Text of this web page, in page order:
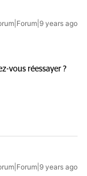
years ago
vous réessayer ?
years ago